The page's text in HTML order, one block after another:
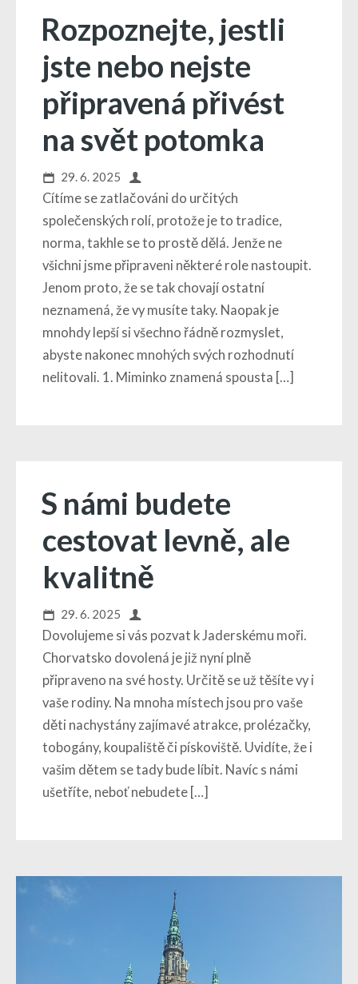
Rozpoznejte, jestli
jste nebo nejste
připravená přivést
na svět potomka
29. 6. 2025
Cítíme se zatlačováni do určitých
společenských rolí, protože je to tradice,
norma, takhle se to prostě dělá. Jenže ne
všichni jsme připraveni některé role nastoupit.
Jenom proto, že se tak chovají ostatní
neznamená, že vy musíte taky. Naopak je
mnohdy lepší si všechno řádně rozmyslet,
abyste nakonec mnohých svých rozhodnutí
nelitovali. 1. Miminko znamená spousta […]
S námi budete
cestovat levně, ale
kvalitně
29. 6. 2025
Dovolujeme si vás pozvat k Jaderskému moři.
Chorvatsko dovolená je již nyní plně
připraveno na své hosty. Určitě se už těšíte vy i
vaše rodiny. Na mnoha místech jsou pro vaše
děti nachystány zajímavé atrakce, prolézačky,
tobogány, koupaliště či pískoviště. Uvidíte, že i
vašim dětem se tady bude líbit. Navíc s námi
ušetříte, neboť nebudete […]